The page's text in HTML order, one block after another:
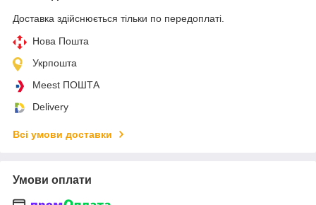
Доставка здійснюється тільки по передоплаті.
Нова Пошта
Укрпошта
Meest ПОШТА
Delivery
Всі умови доставки
Умови оплати